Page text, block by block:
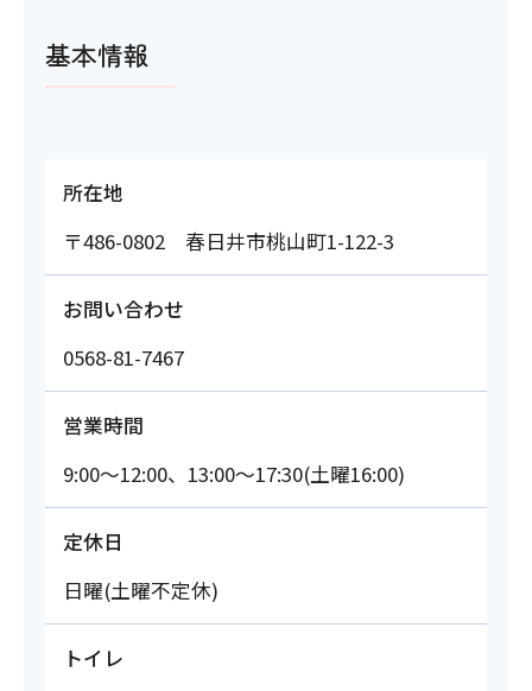
基本情報
所在地
〒486-0802 春日井市桃山町1-122-3
お問い合わせ
0568-81-7467
営業時間
9:00～12:00、13:00～17:30(土曜16:00)
定休日
日曜(土曜不定休)
トイレ